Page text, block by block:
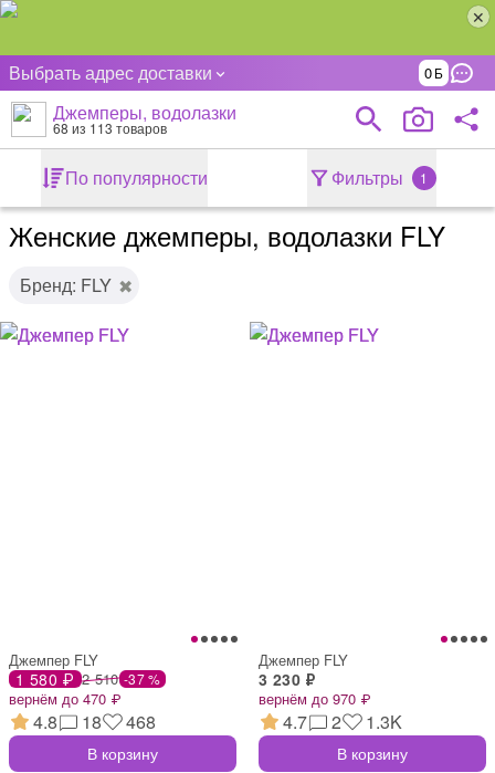
Выбрать адрес доставки 0
Джемперы, водолазки
68 из 113 товаров
По популярности Фильтры 1
Женские джемперы, водолазки FLY
Бренд: FLY
Джемпер FLY
1 580 ₽ 2 510 -37 %
вернём до 470 ₽
4.8 18 468
В корзину
Джемпер FLY
3 230 ₽
вернём до 970 ₽
4.7 2 1.3K
В корзину